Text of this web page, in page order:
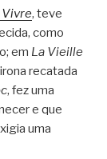
, teve
como
em La Vieille
recatada
, fez uma
e que
uma